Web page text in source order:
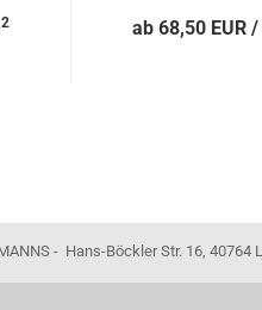
2 ab 68,50 EUR
- Hans-Böckler Str. 16, 40764